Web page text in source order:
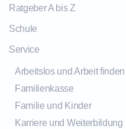
Ratgeber A bis Z
Schule
Service
Arbeitslos und Arbeit finden
Familienkasse
Familie und Kinder
Karriere und Weiterbildung